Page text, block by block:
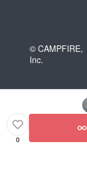
© CAMPFIRE,
Inc.
0